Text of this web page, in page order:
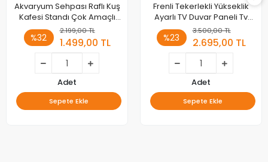
Akvaryum Sehpası Raflı Kuş
Kafesi Standı Çok Amaçlı
Metal Ayaklı Dekoratif Raf
%32
2.199,00 TL
1.499,00 TL
Adet
Sepete Ekle
Frenli Tekerlekli Yükseklik
Ayarlı TV Duvar Paneli Tv
Standı Konsol Hareketli
Televizyon Ünitesi
%23
3.500,00 TL
2.695,00 TL
Adet
Sepete Ekle